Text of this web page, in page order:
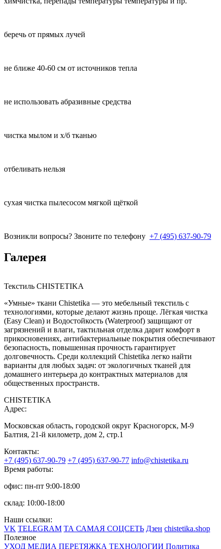
беречь от прямых лучей
не ближе 40-60 см от источников тепла
не использовать абразивные средства
чистка мылом и х/б тканью
отбеливать нельзя
сухая чистка пылесосом мягкой щёткой
Возникли вопросы? Звоните по телефону +7 (495) 637-90-79
Галерея
Текстиль CHISTETIKA
«Умные» ткани Chistetika — это мебельный текстиль с
технологиями, которые делают жизнь проще. Лёгкая чистка
(Easy Clean) и Водостойкость (Waterproof) защищают от
загрязнений и влаги, тактильная отделка дарит комфорт в
прикосновениях, антибактериальные покрытия обеспечивают
безопасность, повышенная прочность гарантирует
долговечность. Среди коллекций Chistetika легко найти
варианты для любых задач: от экологичных тканей для
домашнего интерьера до контрактных материалов для
общественных пространств.
CHISTETIKA
Адрес:
Московская область, городской округ Красногорск, М-9
Балтия, 21-й километр, дом 2, стр.1
Контакты:
+7 (495) 637-90-79 +7 (495) 637-90-77 info@chistetika.ru
Время работы:
офис: пн-пт 9:00-18:00
склад: 10:00-18:00
Наши ссылки:
VK TELEGRAM ТА САМАЯ СОЦСЕТЬ Дзен chistetika.shop
Полезное
УХОД МЕДИА ПЕРЕТЯЖКА ТЕХНОЛОГИИ Политика